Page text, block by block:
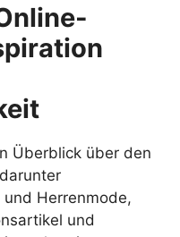
Überblick über den
Herrenmode,
und